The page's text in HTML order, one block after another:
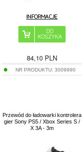
84,10PLN
NR PRODUKTU:3009990
Przewód do ładowarki kontrolera
gier Sony PS5 / Xbox Series S /
X 3A - 3m